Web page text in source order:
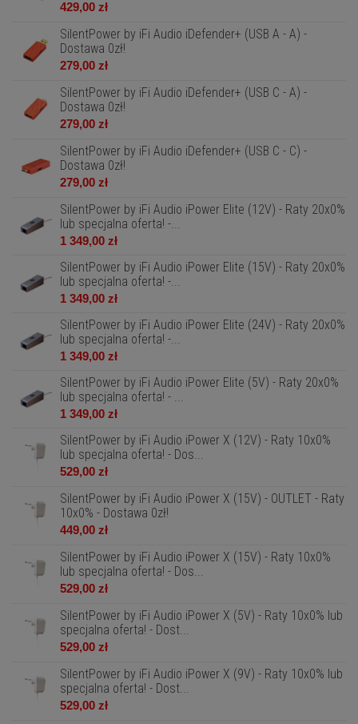
429,00 zł
SilentPower by iFi Audio iDefender+ (USB A - A) -
Dostawa 0zł!
279,00 zł
SilentPower by iFi Audio iDefender+ (USB C - A) -
Dostawa 0zł!
279,00 zł
SilentPower by iFi Audio iDefender+ (USB C - C) -
Dostawa 0zł!
279,00 zł
SilentPower by iFi Audio iPower Elite (12V) - Raty 20x0%
lub specjalna oferta! -...
1 349,00 zł
SilentPower by iFi Audio iPower Elite (15V) - Raty 20x0%
lub specjalna oferta! -...
1 349,00 zł
SilentPower by iFi Audio iPower Elite (24V) - Raty 20x0%
lub specjalna oferta! -...
1 349,00 zł
SilentPower by iFi Audio iPower Elite (5V) - Raty 20x0%
lub specjalna oferta! - ...
1 349,00 zł
SilentPower by iFi Audio iPower X (12V) - Raty 10x0%
lub specjalna oferta! - Dos...
529,00 zł
SilentPower by iFi Audio iPower X (15V) - OUTLET - Raty
10x0% - Dostawa 0zł!
449,00 zł
SilentPower by iFi Audio iPower X (15V) - Raty 10x0%
lub specjalna oferta! - Dos...
529,00 zł
SilentPower by iFi Audio iPower X (5V) - Raty 10x0% lub
specjalna oferta! - Dost...
529,00 zł
SilentPower by iFi Audio iPower X (9V) - Raty 10x0% lub
specjalna oferta! - Dost...
529,00 zł